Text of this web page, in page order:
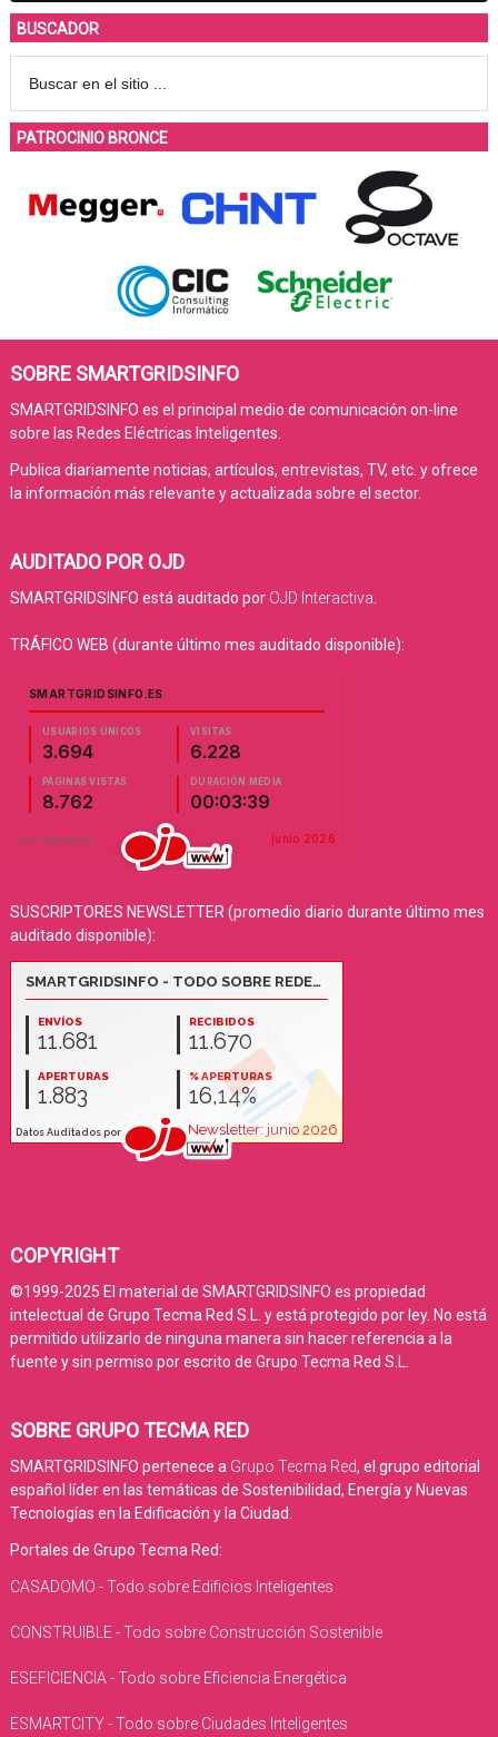
BUSCADOR
PATROCINIO BRONCE
SOBRE SMARTGRIDSINFO
SMARTGRIDSINFO es el principal medio de comunicación on-line
sobre las Redes Eléctricas Inteligentes.
Publica diariamente noticias, artículos, entrevistas, TV, etc. y ofrece
la información más relevante y actualizada sobre el sector.
AUDITADO POR OJD
SMARTGRIDSINFO está auditado por OJD Interactiva
TRÁFICO WEB (durante último mes auditado disponible):
SUSCRIPTORES NEWSLETTER (promedio diario durante último mes
auditado disponible):
COPYRIGHT
©1999-2025 El material de SMARTGRIDSINFO es propiedad
intelectual de Grupo Tecma Red S.L. y está protegido por ley. No está
permitido utilizarlo de ninguna manera sin hacer referencia a la
fuente y sin permiso por escrito de Grupo Tecma Red S.L.
SOBRE GRUPO TECMA RED
SMARTGRIDSINFO pertenece a Grupo Tecma Red, el grupo editorial
español líder en las temáticas de Sostenibilidad, Energía y Nuevas
Tecnologías en la Edificación y la Ciudad.
Portales de Grupo Tecma Red:
CASADOMO - Todo sobre Edificios Inteligentes
CONSTRUIBLE - Todo sobre Construcción Sostenible
ESEFICIENCIA - Todo sobre Eficiencia Energética
ESMARTCITY - Todo sobre Ciudades Inteligentes